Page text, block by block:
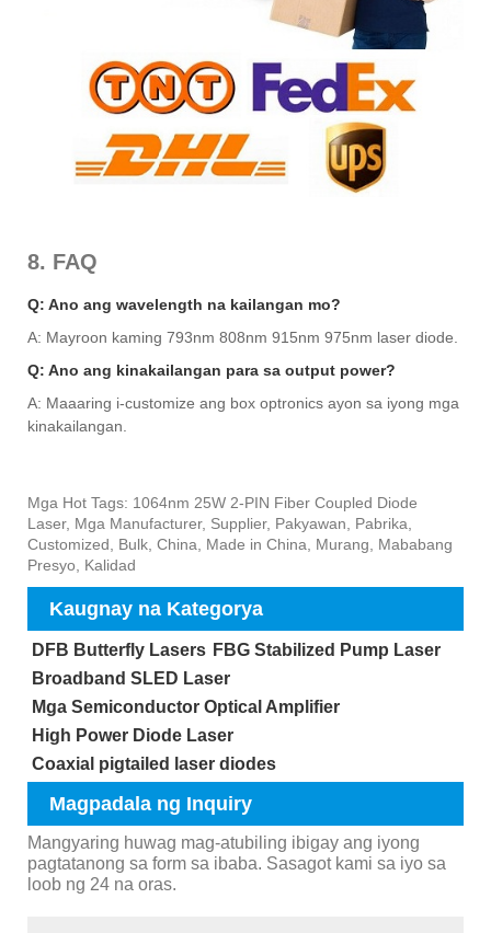
8. FAQ
Q: Ano ang wavelength na kailangan mo?
A: Mayroon kaming 793nm 808nm 915nm 975nm laser diode.
Q: Ano ang kinakailangan para sa output power?
A: Maaaring i-customize ang box optronics ayon sa iyong mga
kinakailangan.
Mga Hot Tags: 1064nm 25W 2-PIN Fiber Coupled Diode
Laser, Mga Manufacturer, Supplier, Pakyawan, Pabrika,
Customized, Bulk, China, Made in China, Murang, Mababang
Presyo, Kalidad
Kaugnay na Kategorya
DFB Butterfly Lasers FBG Stabilized Pump Laser
Broadband SLED Laser
Mga Semiconductor Optical Amplifier
High Power Diode Laser
Coaxial pigtailed laser diodes
Magpadala ng Inquiry
Mangyaring huwag mag-atubiling ibigay ang iyong
pagtatanong sa form sa ibaba. Sasagot kami sa iyo sa
loob ng 24 na oras.